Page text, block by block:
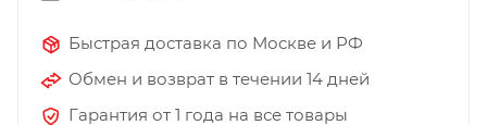
Быстрая доставка по Москве и РФ
Обмен и возврат в течении 14 дней
Гарантия от 1 года на все товары